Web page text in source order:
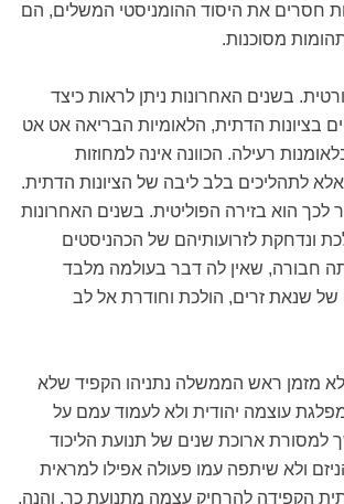
חסרים את היסוד ההומניסטי המשלים, הם
מסוכנות.
בשנים האחרונות ניתן לראות כיצד
בציונות הדתית, הלאומיות הבריאה אט אט
רעילה. הכוונה אינה למחוזות
אלא לתהליכים בלב ליבה של הציונות הדתית.
לכך הוא בזירה הפוליטית. בשנים האחרונות
ונדחקת לזרועותיהם של הכהניסטים
חבורה, שאין לה דבר בעולמה מלבד
של שנאת זרים, הולכת וחודרת אל לב
מזמן ראש הממשלה נתניהו הקפיד שלא
עוצמה יהודית ולא לעמוד עמם על
ארוכת שנים של תנועת הליכוד
ולא שיתפה עמו פעולה אפילו למראית
הקפידה להרחיק עצמה מתנועת כך. והנה,